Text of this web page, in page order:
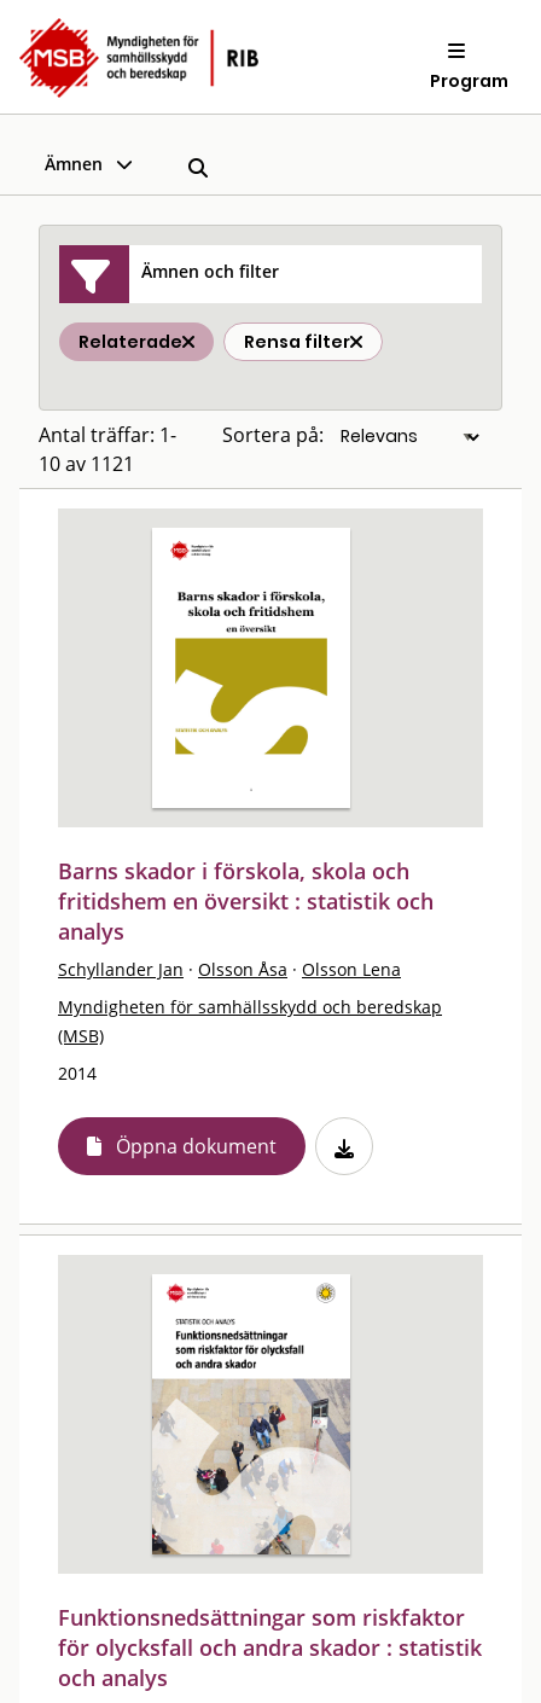
Program
Ämnen
Ämnen och filter
Relaterade Rensa filter
Antal träffar: 1-
10 av 1121
Sortera på:
Barns skador i förskola, skola och
fritidshem en översikt : statistik och
analys
Schyllander Jan · Olsson Åsa · Olsson Lena
Myndigheten för samhällsskydd och beredskap
(MSB)
2014
Öppna dokument
Funktionsnedsättningar som riskfaktor
för olycksfall och andra skador : statistik
och analys